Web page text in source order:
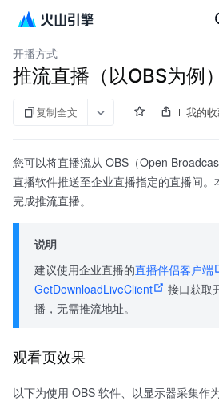
企业直播
开播方式
推流直播（以OBS为例）
复制全文 我的
您可以将直播流从 OBS（Open
直播软件推送至企业直播指定的直播间
完成推流直播。
说明
建议使用企业直播的直播伴侣客户端
GetDownloadLiveClient
接口获取
播，无需推流地址。
观看页效果
以下为使用 OBS 软件、以显示器采集作